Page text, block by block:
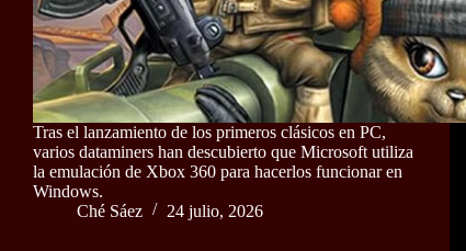
Tras el lanzamiento de los primeros clásicos en PC,
varios dataminers han descubierto que Microsoft utiliza
la emulación de Xbox 360 para hacerlos funcionar en
Windows.
Ché Sáez
24 julio, 2026